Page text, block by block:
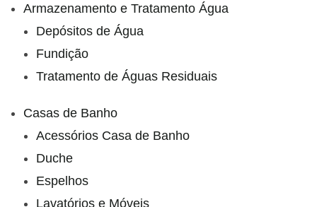
Armazenamento e Tratamento Água
Depósitos de Água
Fundição
Tratamento de Águas Residuais
Casas de Banho
Acessórios Casa de Banho
Duche
Espelhos
Lavatórios e Móveis